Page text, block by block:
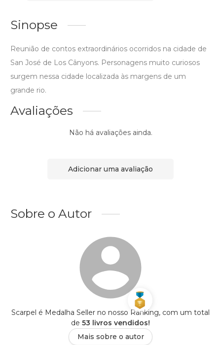
Sinopse
Reunião de contos extraordinários ocorridos na cidade de
San José de Los Cânyons. Personagens muito curiosos
surgem nessa cidade localizada às margens de um
grande rio.
Avaliações
Não há avaliações ainda.
Adicionar uma avaliação
Sobre o Autor
Scarpel é Medalha Seller no nosso Ranking, com um total
de 53 livros vendidos!
Mais sobre o autor